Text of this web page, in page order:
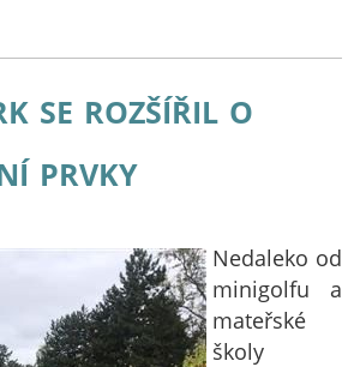
se rozšířil o
prvky
Nedaleko od
minigolfu a
mateřské
školy